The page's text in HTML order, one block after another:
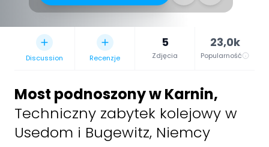
Discussion Recenzje
5
Zdjęcia
23,0k
Popularność
Most podnoszony w Karnin,
Techniczny zabytek kolejowy w
Usedom i Bugewitz, Niemcy